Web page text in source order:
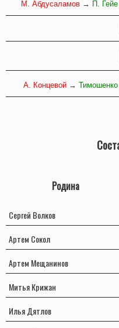
М. Абдусаламов → П. Гейе
А. Концевой → Тимошенко
Родина
Сергей Волков
Артем Сокол
Артем Мещанинов
Митья Крижан
Илья Дятлов